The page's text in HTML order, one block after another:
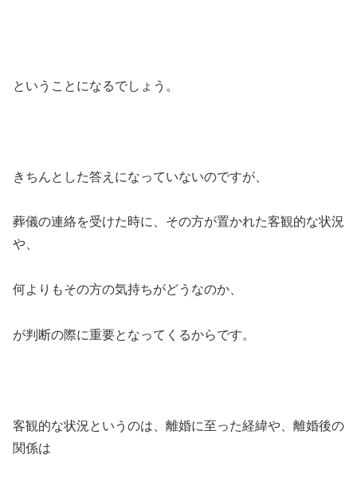
ということになるでしょう。
きちんとした答えになっていないのですが、
葬儀の連絡を受けた時に、その方が置かれた客観的な状況
や、
何よりもその方の気持ちがどうなのか、
が判断の際に重要となってくるからです。
客観的な状況というのは、離婚に至った経緯や、離婚後の
関係は